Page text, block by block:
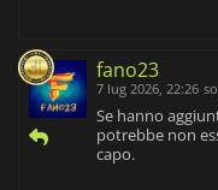
fano23
7 lug 2026, 22:26
Se hanno
potrebbe non
capo.